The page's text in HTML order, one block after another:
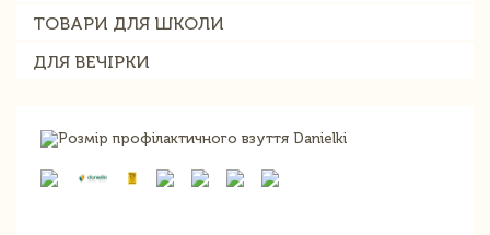
ТОВАРИ ДЛЯ ШКОЛИ
ДЛЯ ВЕЧІРКИ